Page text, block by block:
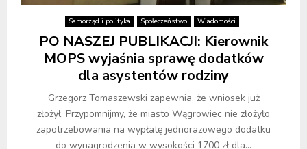
Samorząd i polityka Społeczeństwo Wiadomości
PO NASZEJ PUBLIKACJI: Kierownik
MOPS wyjaśnia sprawę dodatków
dla asystentów rodziny
Grzegorz Tomaszewski zapewnia, że wniosek już
złożył. Przypomnijmy, że miasto Wągrowiec nie złożyło
zapotrzebowania na wypłatę jednorazowego dodatku
do wynagrodzenia w wysokości 1700 zł dla...